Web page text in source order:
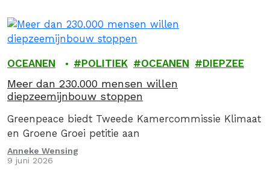
OCEANEN POLITIEK OCEANEN DIEPZEE
Meer dan 230.000 mensen willen
diepzeemijnbouw stoppen
Greenpeace biedt Tweede Kamercommissie Klimaat
en Groene Groei petitie aan
Anneke Wensing
9 juni 2026